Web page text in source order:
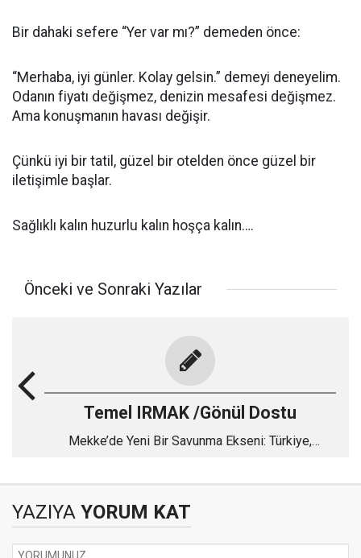
Bir dahaki sefere “Yer var mı?” demeden önce:
“Merhaba, iyi günler. Kolay gelsin.” demeyi deneyelim.
Odanın fiyatı değişmez, denizin mesafesi değişmez.
Ama konuşmanın havası değişir.
Çünkü iyi bir tatil, güzel bir otelden önce güzel bir
iletişimle başlar.
Sağlıklı kalın huzurlu kalın hoşça kalın….
Önceki ve Sonraki Yazılar
Temel IRMAK /Gönül Dostu
Mekke’de Yeni Bir Savunma Ekseni: Türkiye,
YAZIYA YORUM KAT